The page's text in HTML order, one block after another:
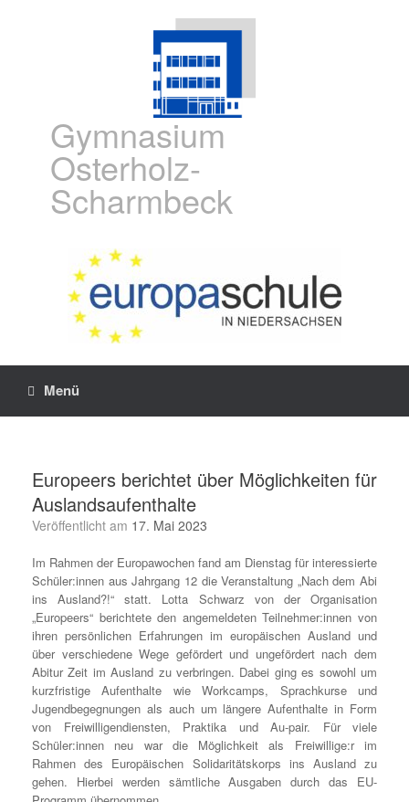
Gymnasium
Osterholz-
Scharmbeck
Menü
Europeers berichtet über Möglichkeiten für
Auslandsaufenthalte
Veröffentlicht am 17. Mai 2023
Im Rahmen der Europawochen fand am Dienstag für interessierte
Schüler:innen aus Jahrgang 12 die Veranstaltung „Nach dem Abi
ins Ausland?!“ statt. Lotta Schwarz von der Organisation
„Europeers“ berichtete den angemeldeten Teilnehmer:innen von
ihren persönlichen Erfahrungen im europäischen Ausland und
über verschiedene Wege gefördert und ungefördert nach dem
Abitur Zeit im Ausland zu verbringen. Dabei ging es sowohl um
kurzfristige Aufenthalte wie Workcamps, Sprachkurse und
Jugendbegegnungen als auch um längere Aufenthalte in Form
von Freiwilligendiensten, Praktika und Au-pair. Für viele
Schüler:innen neu war die Möglichkeit als Freiwillige:r im
Rahmen des Europäischen Solidaritätskorps ins Ausland zu
gehen. Hierbei werden sämtliche Ausgaben durch das EU-